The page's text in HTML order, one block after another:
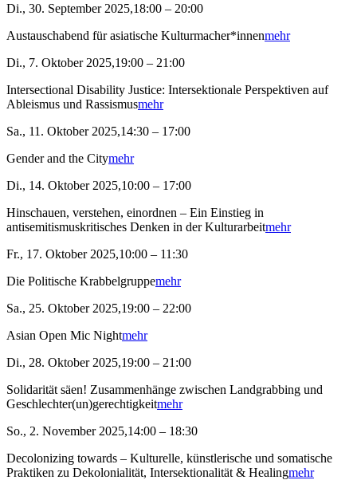
Di., 30. September 2025,18:00 – 20:00
Austauschabend für asiatische Kulturmacher*innenmehr
Di., 7. Oktober 2025,19:00 – 21:00
Intersectional Disability Justice: Intersektionale Perspektiven auf
Ableismus und Rassismusmehr
Sa., 11. Oktober 2025,14:30 – 17:00
Gender and the Citymehr
Di., 14. Oktober 2025,10:00 – 17:00
Hinschauen, verstehen, einordnen – Ein Einstieg in
antisemitismuskritisches Denken in der Kulturarbeitmehr
Fr., 17. Oktober 2025,10:00 – 11:30
Die Politische Krabbelgruppemehr
Sa., 25. Oktober 2025,19:00 – 22:00
Asian Open Mic Nightmehr
Di., 28. Oktober 2025,19:00 – 21:00
Solidarität säen! Zusammenhänge zwischen Landgrabbing und
Geschlechter(un)gerechtigkeitmehr
So., 2. November 2025,14:00 – 18:30
Decolonizing towards – Kulturelle, künstlerische und somatische
Praktiken zu Dekolonialität, Intersektionalität & Healingmehr